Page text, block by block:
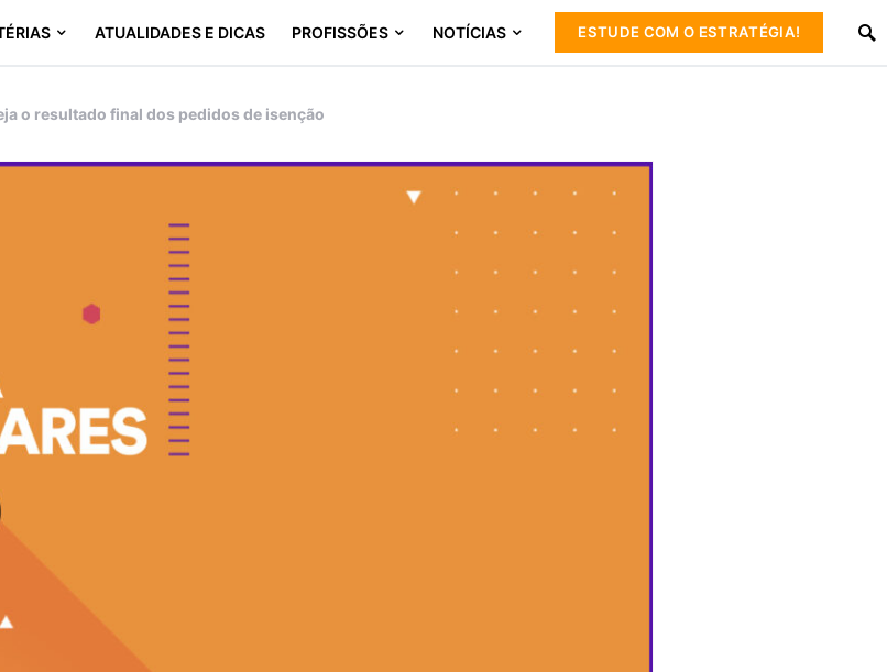
ATUALIDADES E DICAS PROFISSÕES NOTÍCIAS ESTUDE COM O ESTRATÉGIA!
o resultado final dos pedidos de isenção